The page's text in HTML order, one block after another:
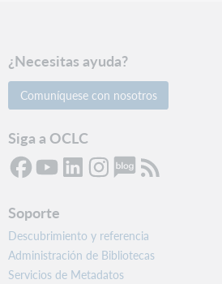
¿Necesitas ayuda?
Comuníquese con nosotros
Siga a OCLC
Soporte
Descubrimiento y referencia
Administración de Bibliotecas
Servicios de Metadatos